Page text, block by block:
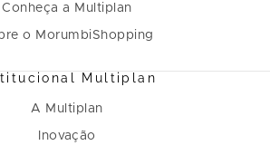
Conheça a Multiplan
o MorumbiShopping
Multiplan
A Multiplan
Inovação